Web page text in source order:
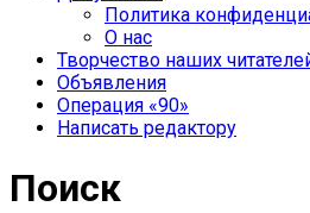
Политика
О нас
Творчество наших
Объявления
Операция «90»
Написать редактору
Поиск